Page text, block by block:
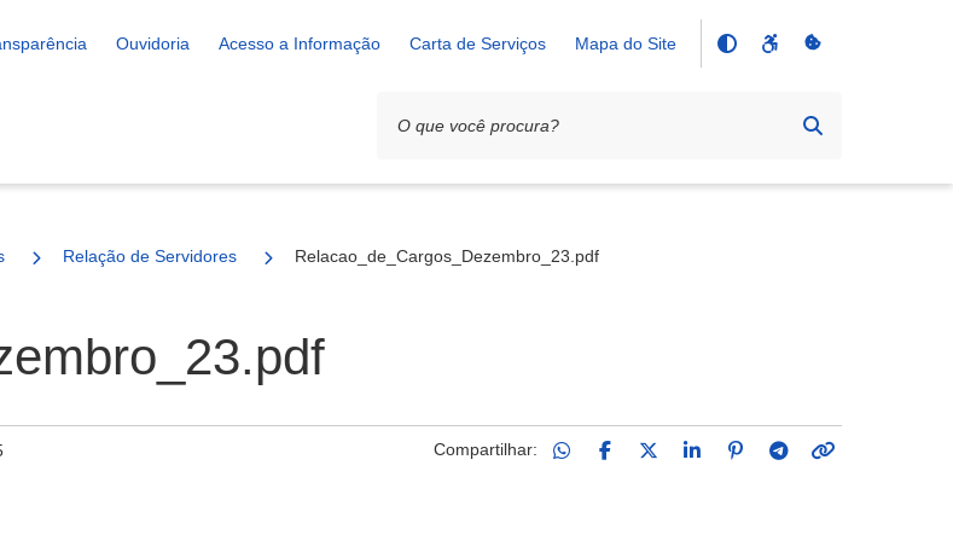
Ouvidoria Acesso a Informação Carta de Serviços Mapa do Site
Relação de Servidores Relacao_de_Cargos_Dezembro_23.pdf
Compartilhar: